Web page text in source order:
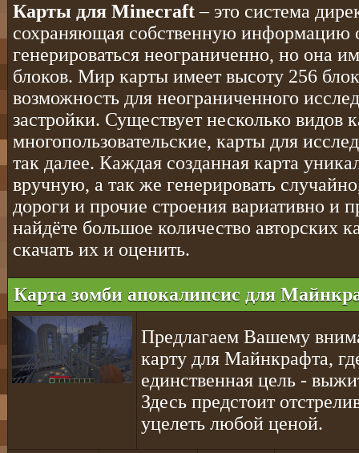
Карты для Minecraft– это система
сохраняющая собственную информацию
генерироваться неограниченно, но она
блоков. Мир карты имеет высоту 256
возможность для неограниченного
застройки. Существует несколько видов
многопользовательские, карты для
так далее. Каждая созданная карта
вручную, а так же генерировать
дороги и прочие строения вариативно и
найдёте большое количество авторских
скачать их и оценить.
Карта зомби апокалипсис для
Предлагаем Вашему
карту для Майнкрафта,
единственная цель -
Здесь предстоит
уцелеть любой ценой.